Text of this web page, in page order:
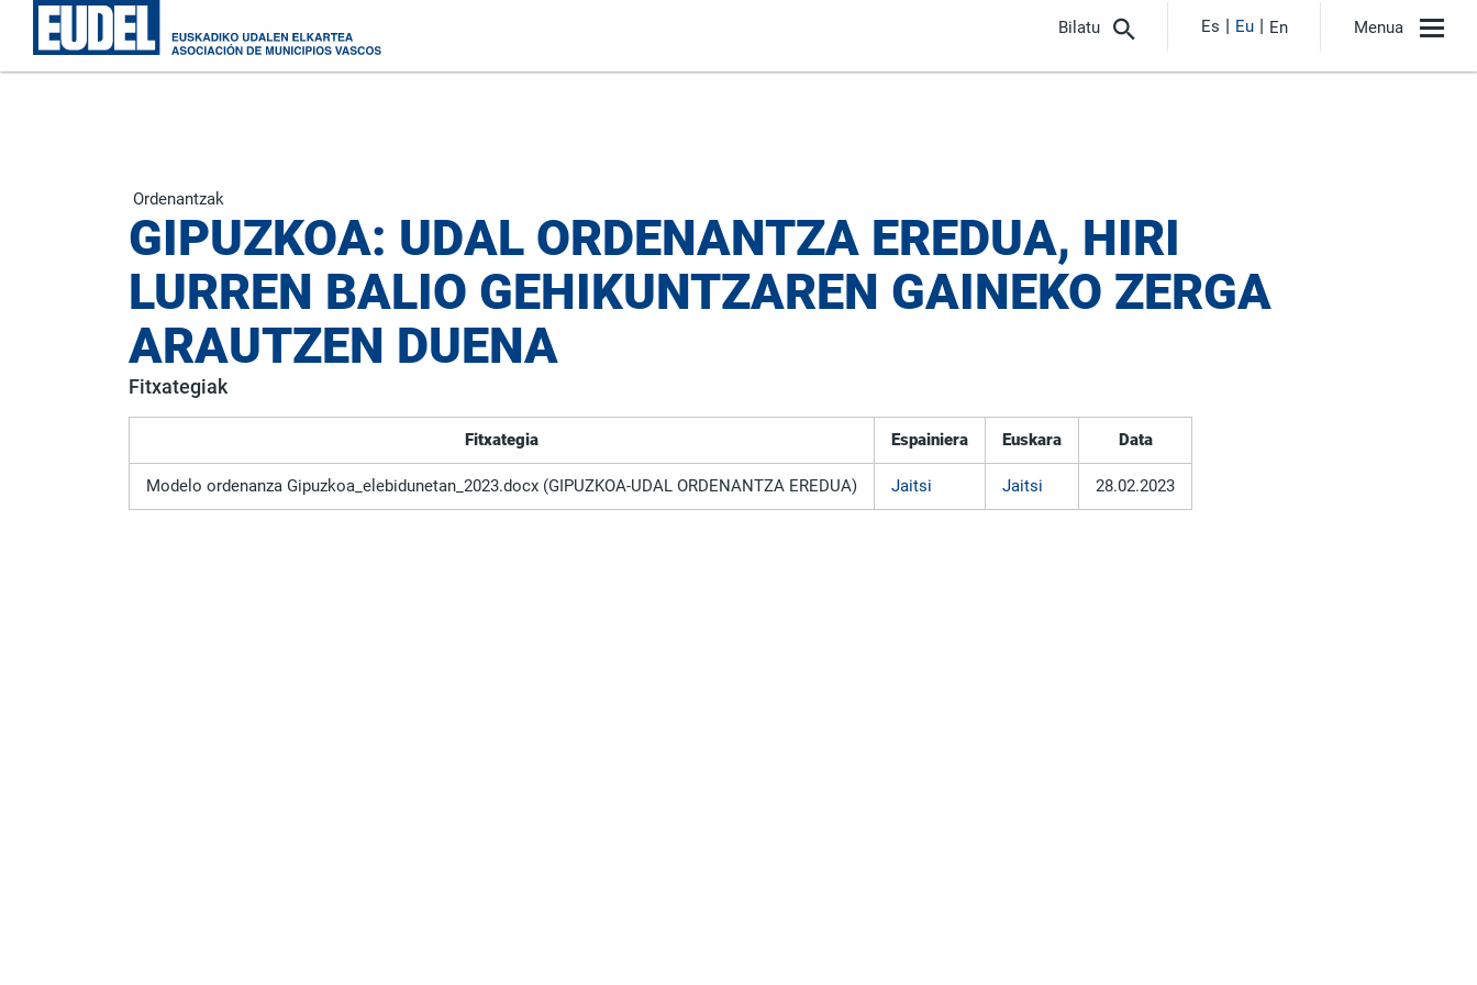
Bilatu Es Eu En Menua
Ordenantzak
GIPUZKOA: UDAL ORDENANTZA EREDUA, HIRI
LURREN BALIO GEHIKUNTZAREN GAINEKO ZERGA
ARAUTZEN DUENA
Fitxategiak
Fitxategia Espainiera Euskara Data
Modelo ordenanza Gipuzkoa_elebidunetan_2023.docx (GIPUZKOA-UDAL ORDENANTZA EREDUA) Jaitsi Jaitsi 28.02.2023